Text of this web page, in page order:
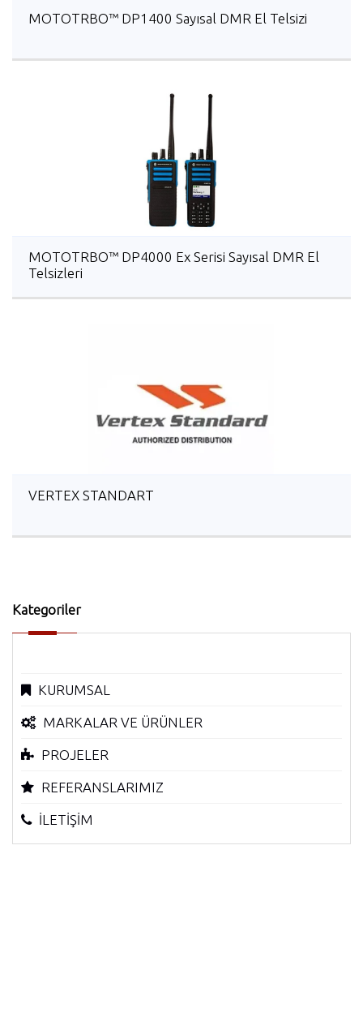
MOTOTRBO™ DP1400 Sayısal DMR El Telsizi
MOTOTRBO™ DP4000 Ex Serisi Sayısal DMR El
Telsizleri
VERTEX STANDART
Kategoriler
KURUMSAL
MARKALAR VE ÜRÜNLER
PROJELER
REFERANSLARIMIZ
İLETİŞİM